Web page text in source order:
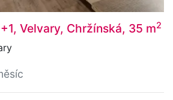
Velvary, Chržínská, 35 m2